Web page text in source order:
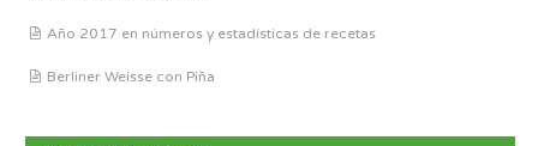
Año 2017 en números y estadísticas de recetas
Berliner Weisse con Piña